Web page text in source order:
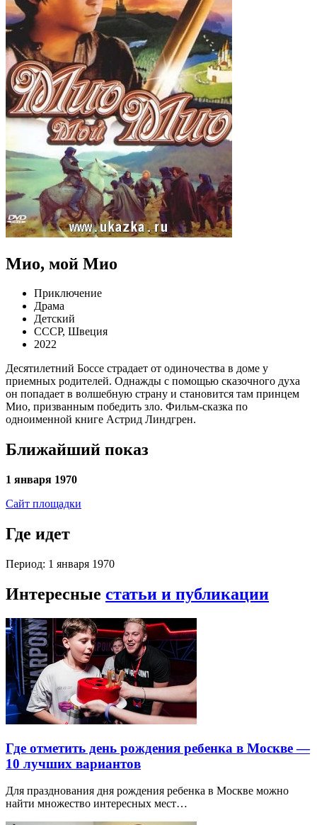
Мио, мой Мио
Приключение
Драма
Детский
СССР, Швеция
2022
Десятилетний Боссе страдает от одиночества в доме у
приемных родителей. Однажды с помощью сказочного духа
он попадает в волшебную страну и становится там принцем
Мио, призванным победить зло. Фильм-сказка по
одноименной книге Астрид Линдгрен.
Ближайший показ
1 января 1970
Сайт площадки
Где идет
Период: 1 января 1970
Интересные статьи и публикации
Где отметить день рождения ребенка в Москве —
10 лучших вариантов
Для празднования дня рождения ребенка в Москве можно
найти множество интересных мест…